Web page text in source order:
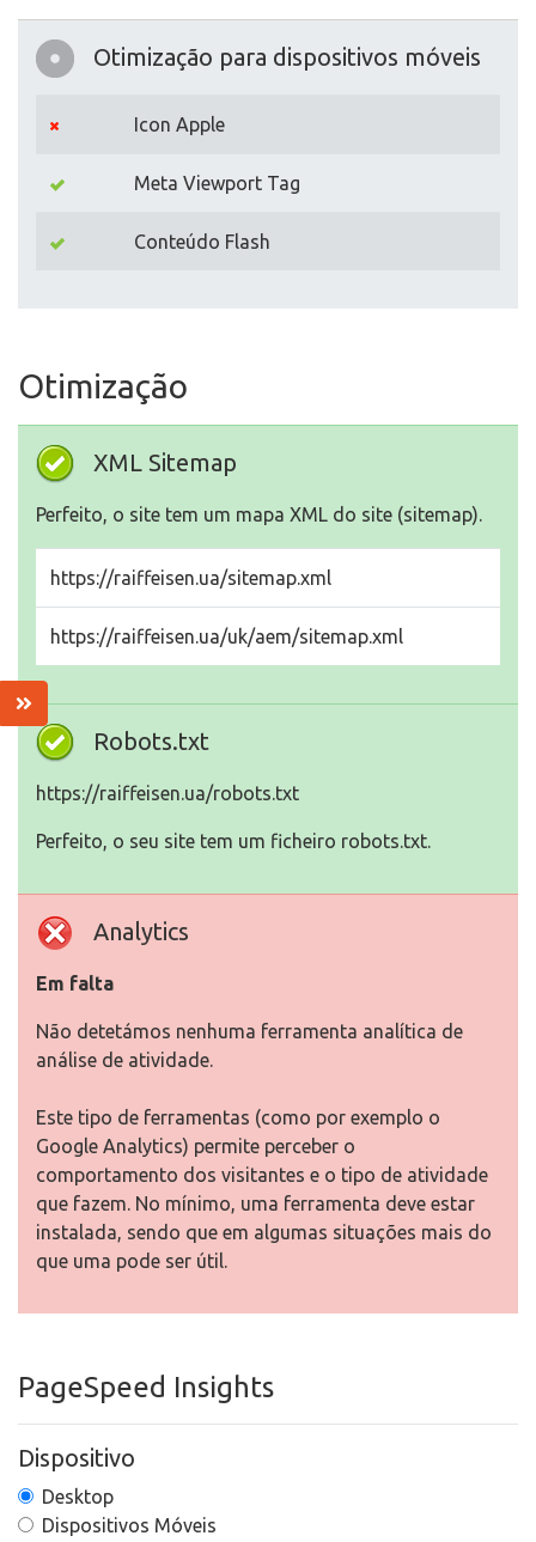
Otimização para dispositivos móveis
Icon Apple
Meta Viewport Tag
Conteúdo Flash
Otimização
XML Sitemap
Perfeito, o site tem um mapa XML do site (sitemap).
https://raiffeisen.ua/sitemap.xml
https://raiffeisen.ua/uk/aem/sitemap.xml
Robots.txt
https://raiffeisen.ua/robots.txt
Perfeito, o seu site tem um ficheiro robots.txt.
Analytics
Em falta
Não detetámos nenhuma ferramenta analítica de
análise de atividade.
Este tipo de ferramentas (como por exemplo o
Google Analytics) permite perceber o
comportamento dos visitantes e o tipo de atividade
que fazem. No mínimo, uma ferramenta deve estar
instalada, sendo que em algumas situações mais do
que uma pode ser útil.
PageSpeed Insights
Dispositivo
Desktop
Dispositivos Móveis